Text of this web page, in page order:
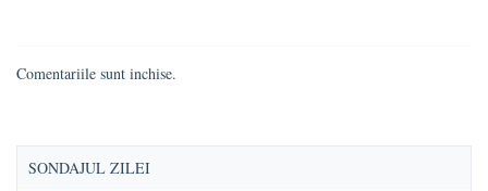
Comentariile sunt inchise.
SONDAJUL ZILEI